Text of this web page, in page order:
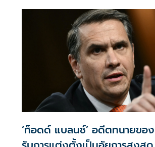
สำนักงานขับเคลื่อนการปฏิรูปประเทศ
‘ท็อดด์ แบลนช์’ อดีตทนายขอ